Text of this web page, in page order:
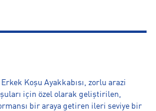
Koşu Ayakkabısı, zorlu arazi
için özel olarak geliştirilen,
bir araya getiren ileri seviye bir